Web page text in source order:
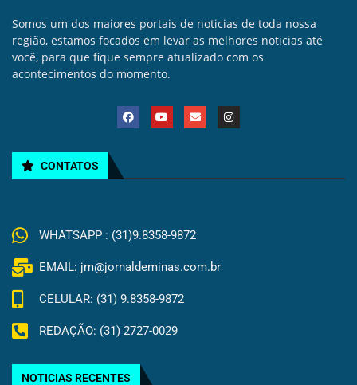
Somos um dos maiores portais de noticias de toda nossa
região, estamos focados em levar as melhores noticias até
você, para que fique sempre atualizado com os
acontecimentos do momento.
CONTATOS
WHATSAPP : (31)9.8358-9872
EMAIL: jm@jornaldeminas.com.br
CELULAR: (31) 9.8358-9872
REDAÇÃO: (31) 2727-0029
NOTICIAS RECENTES